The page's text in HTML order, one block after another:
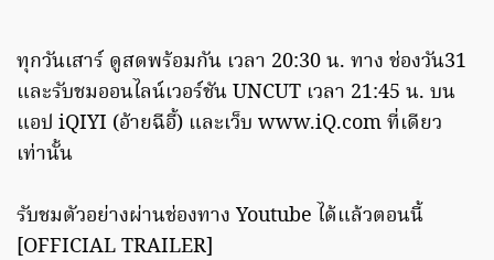
ทุกวันเสาร์ ดูสดพร้อมกัน เวลา 20:30 น. ทาง ช่องวัน31
และรับชมออนไลน์เวอร์ชัน UNCUT เวลา 21:45 น. บน
แอป iQIYI (อ้ายฉีอี้) และเว็บ www.iQ.com ที่เดียว
เท่านั้น
รับชมตัวอย่างผ่านช่องทาง Youtube ได้แล้วตอนนี้
[OFFICIAL TRAILER]